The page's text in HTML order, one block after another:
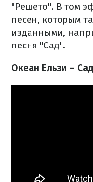
"Решето". В том
песен, которым
изданными,
песня "Сад".
Океан Ельзи –